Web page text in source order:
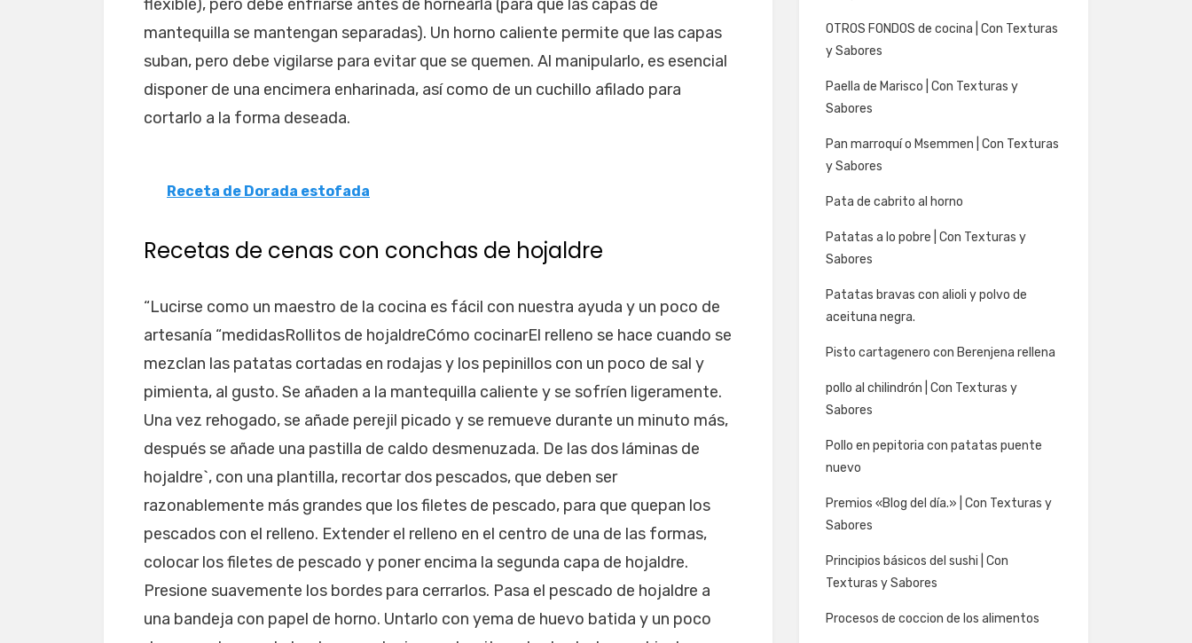
flexible), pero debe enfriarse antes de hornearla (para que las capas de
mantequilla se mantengan separadas). Un horno caliente permite que las capas
suban, pero debe vigilarse para evitar que se quemen. Al manipularlo, es esencial
disponer de una encimera enharinada, así como de un cuchillo afilado para
cortarlo a la forma deseada.
Receta de Dorada estofada
Recetas de cenas con conchas de hojaldre
“Lucirse como un maestro de la cocina es fácil con nuestra ayuda y un poco de
artesanía “medidasRollitos de hojaldreCómo cocinarEl relleno se hace cuando se
mezclan las patatas cortadas en rodajas y los pepinillos con un poco de sal y
pimienta, al gusto. Se añaden a la mantequilla caliente y se sofríen ligeramente.
Una vez rehogado, se añade perejil picado y se remueve durante un minuto más,
después se añade una pastilla de caldo desmenuzada. De las dos láminas de
hojaldre`, con una plantilla, recortar dos pescados, que deben ser
razonablemente más grandes que los filetes de pescado, para que quepan los
pescados con el relleno. Extender el relleno en el centro de una de las formas,
colocar los filetes de pescado y poner encima la segunda capa de hojaldre.
Presione suavemente los bordes para cerrarlos. Pasa el pescado de hojaldre a
una bandeja con papel de horno. Untarlo con yema de huevo batida y un poco
OTROS FONDOS de cocina | Con Texturas
y Sabores
Paella de Marisco | Con Texturas y
Sabores
Pan marroquí o Msemmen | Con Texturas
y Sabores
Pata de cabrito al horno
Patatas a lo pobre | Con Texturas y
Sabores
Patatas bravas con alioli y polvo de
aceituna negra.
Pisto cartagenero con Berenjena rellena
pollo al chilindrón | Con Texturas y
Sabores
Pollo en pepitoria con patatas puente
nuevo
Premios «Blog del día.» | Con Texturas y
Sabores
Principios básicos del sushi | Con
Texturas y Sabores
Procesos de coccion de los alimentos